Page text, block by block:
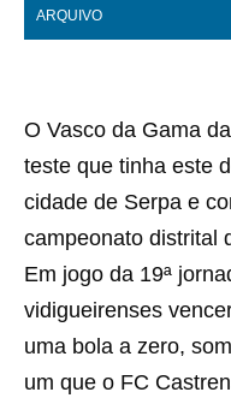
ARQUIVO
O Vasco da Gama
teste que tinha este
cidade de Serpa e
campeonato distrital
Em jogo da 19ª
vidigueirenses
uma bola a zero,
um que o FC